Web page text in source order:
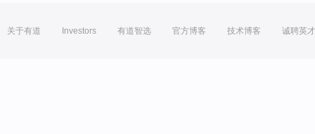
关于有道 Investors 有道智选 官方博客 技术博客 诚聘英才